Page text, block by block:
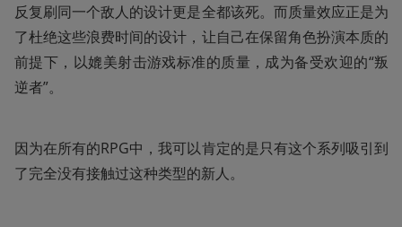
反复刷同一个敌人的设计更是全都该死。而质量效应正是为
了杜绝这些浪费时间的设计，让自己在保留角色扮演本质的
前提下，以媲美射击游戏标准的质量，成为备受欢迎的“叛
逆者”。
因为在所有的RPG中，我可以肯定的是只有这个系列吸引到
了完全没有接触过这种类型的新人。